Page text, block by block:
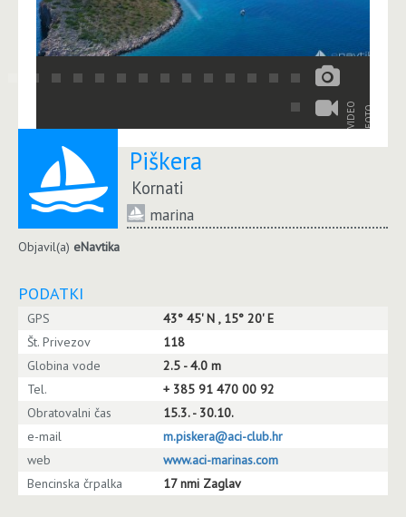
VIDEO FOTO
Piškera
Kornati
marina
Objavil(a) eNavtika
PODATKI
GPS
43° 45' N , 15° 20' E
Št. Privezov
118
Globina vode
2.5 - 4.0 m
Tel.
+ 385 91 470 00 92
Obratovalni čas
15.3. - 30.10.
e-mail
m.piskera@aci-club.hr
web
www.aci-marinas.com
Bencinska črpalka
17 nmi Zaglav